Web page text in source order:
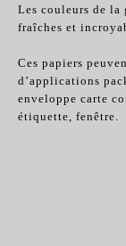
Les couleurs de la
fraîches et
Ces papiers
d’applications
enveloppe carte
étiquette, fenêtre.